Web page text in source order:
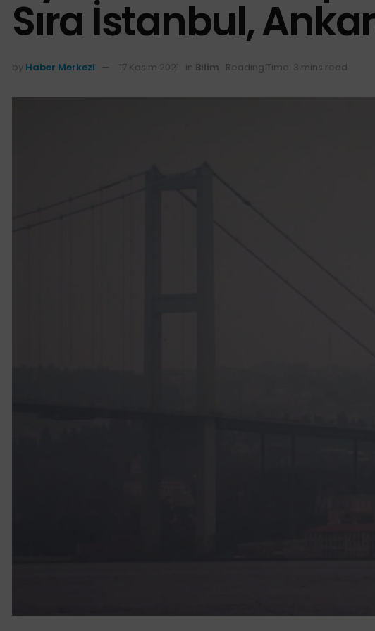
Sıra İstanbul,
by Haber Merkezi 17 Kasım 2021 in Bilim Reading Time: 3 mins read